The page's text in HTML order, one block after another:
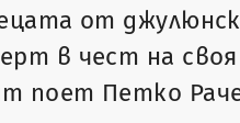
от
в чест на
поет Петко